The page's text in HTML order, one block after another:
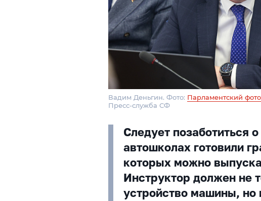
Вадим Деньгин. Фото: Парламентский
Пресс-служба СФ
Следует позаботиться
автошколах готовили
которых можно
Инструктор должен не
устройство машины, но